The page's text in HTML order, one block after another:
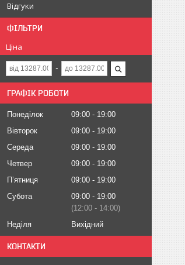
Відгуки
ФІЛЬТРИ
Ціна
ГРАФІК РОБОТИ
Понеділок 09:00
19:00
Вівторок
09:00
19:00
Середа
09:00
19:00
Четвер
09:00
19:00
Пʼятниця
09:00
19:00
Субота
09:00
19:00
12:00
14:00
Неділя
Вихідний
КОНТАКТИ